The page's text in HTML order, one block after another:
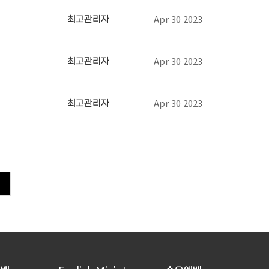
최고관리자 Apr 30 2023
최고관리자 Apr 30 2023
최고관리자 Apr 30 2023